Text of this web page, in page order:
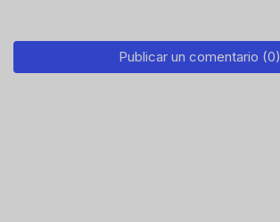
Publicar un comentario (0)